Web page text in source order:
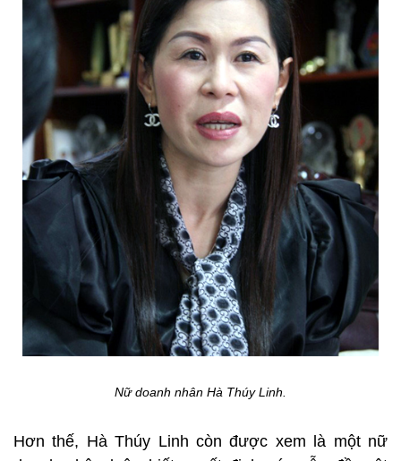
Nữ doanh nhân Hà Thúy Linh.
Hơn thế, Hà Thúy Linh còn được xem là một nữ